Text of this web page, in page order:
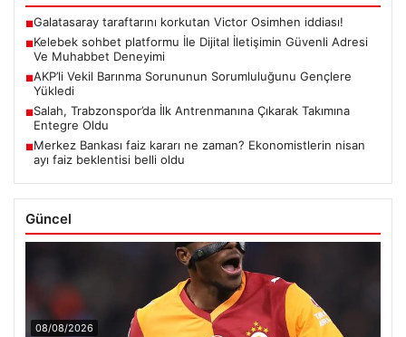
■Galatasaray taraftarını korkutan Victor Osimhen iddiası!
■Kelebek sohbet platformu İle Dijital İletişimin Güvenli Adresi
Ve Muhabbet Deneyimi
■AKP’li Vekil Barınma Sorununun Sorumluluğunu Gençlere
Yükledi
■Salah, Trabzonspor’da İlk Antrenmanına Çıkarak Takımına
Entegre Oldu
■Merkez Bankası faiz kararı ne zaman? Ekonomistlerin nisan
ayı faiz beklentisi belli oldu
Güncel
08/08/2026